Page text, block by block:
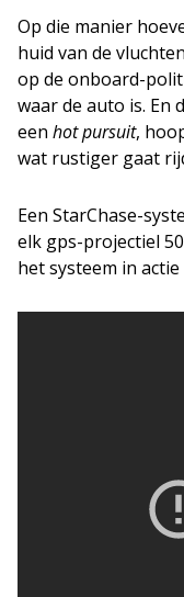
Op die manier
huid van de
op de onboard-
waar de auto is. En
een hot pursuit,
wat rustiger gaat
Een StarChase-
elk gps-projectiel
het systeem in actie